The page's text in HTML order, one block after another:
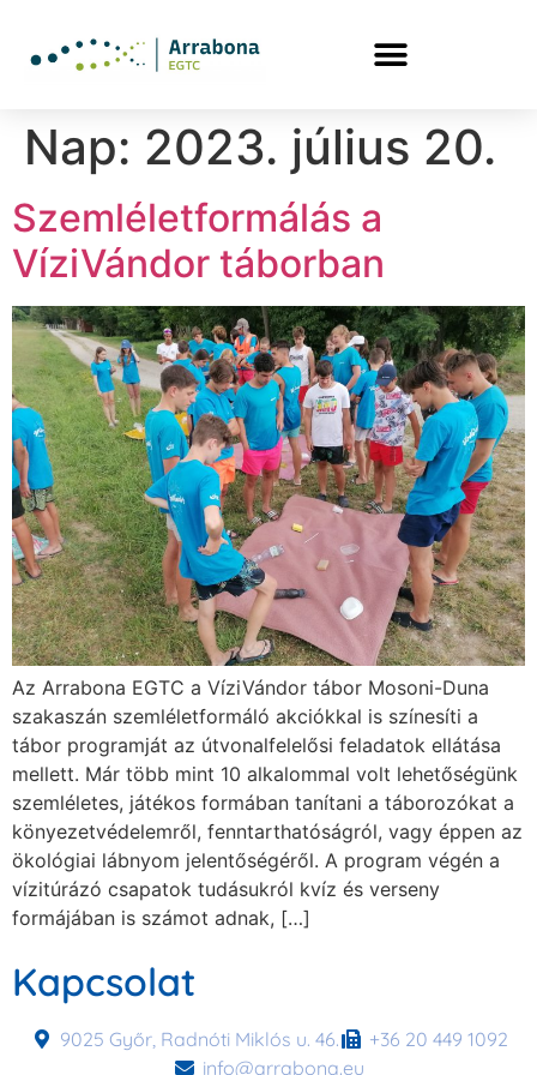
Nap: 2023. július 20.
Szemléletformálás a
VíziVándor táborban
Az Arrabona EGTC a VíziVándor tábor Mosoni-Duna
szakaszán szemléletformáló akciókkal is színesíti a
tábor programját az útvonalfelelősi feladatok ellátása
mellett. Már több mint 10 alkalommal volt lehetőségünk
szemléletes, játékos formában tanítani a táborozókat a
könyezetvédelemről, fenntarthatóságról, vagy éppen az
ökológiai lábnyom jelentőségéről. A program végén a
vízitúrázó csapatok tudásukról kvíz és verseny
formájában is számot adnak, […]
Kapcsolat
9025 Győr, Radnóti Miklós u. 46.
+36 20 449 1092
info@arrabona.eu